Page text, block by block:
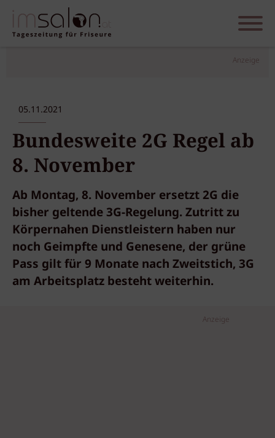
Anzeige
05.11.2021
Bundesweite 2G Regel ab
8. November
Ab Montag, 8. November ersetzt 2G die
bisher geltende 3G-Regelung. Zutritt zu
Körpernahen Dienstleistern haben nur
noch Geimpfte und Genesene, der grüne
Pass gilt für 9 Monate nach Zweitstich, 3G
am Arbeitsplatz besteht weiterhin.
Anzeige